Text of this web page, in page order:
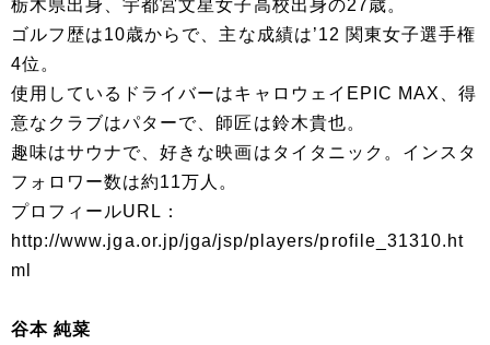
栃木県出身、宇都宮文星女子高校出身の27歳。
ゴルフ歴は10歳からで、主な成績は’12 関東女子選手権
4位。
使用しているドライバーはキャロウェイEPIC MAX、得
意なクラブはパターで、師匠は鈴木貴也。
趣味はサウナで、好きな映画はタイタニック。インスタ
フォロワー数は約11万人。
プロフィールURL：
http://www.jga.or.jp/jga/jsp/players/profile_31310.ht
ml
谷本 純菜